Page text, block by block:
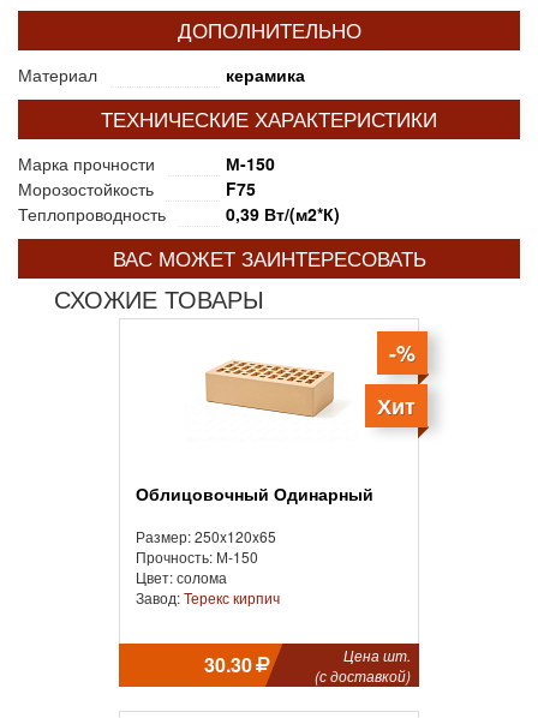
ДОПОЛНИТЕЛЬНО
Материал керамика
ТЕХНИЧЕСКИЕ ХАРАКТЕРИСТИКИ
Марка прочности
М-150
Морозостойкость
F75
Теплопроводность
0,39 Вт/(м2*К)
ВАС МОЖЕТ ЗАИНТЕРЕСОВАТЬ
СХОЖИЕ ТОВАРЫ
-%
Хит
Облицовочный Одинарный
Размер: 250x120x65
Прочность: М-150
Цвет: солома
Завод:Терекс кирпич
30.30
Цена шт.
(с доставкой)